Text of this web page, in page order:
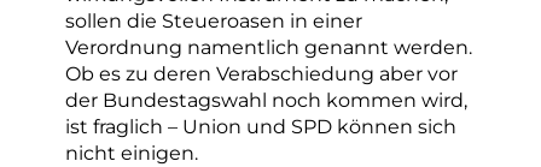
sollen die Steueroasen in einer
Verordnung namentlich genannt werden.
Ob es zu deren Verabschiedung aber vor
der Bundestagswahl noch kommen wird,
ist fraglich – Union und SPD können sich
nicht einigen.